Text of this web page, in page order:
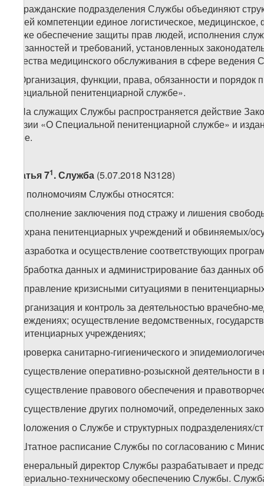
3. Гражданские подразделения Службы объединяют
своей компетенции единое логистическое,
также обеспечение защиты прав людей, исполнения
обязанностей и требований, установленных
качества медицинского обслуживания в сфере ведения
4. Организация, функции, права, обязанности и
Специальной пенитенциарной службе».
5. На служащих Службы распространяется действие
Грузии «О Специальной пенитенциарной службе» и
иное.
Статья 71. Служба (5.07.2018 N3128)
1. К полномочиям Службы относятся:
а) исполнение заключения под стражу и лишения
б) охрана пенитенциарных учреждений и обвиняемых/
в) разработка и осуществление соответствующих
г) обработка данных и администрирование баз данных
д) управление кризисными ситуациями в
е) организация и контроль за деятельностью
учреждениях; осуществление ведомственных,
пенитенциарных учреждениях;
ж) проверка санитарно-гигиенического и
з) осуществление оперативно-розыскной деятельности
и) осуществление правового обеспечения и
к) осуществление других полномочий, определенных
2. Положения о Службе и структурных подразделениях/
3. Штатное расписание Службы по согласованию с
4. Генеральный директор Службы разрабатывает и
материально-техническому обеспечению Службы.